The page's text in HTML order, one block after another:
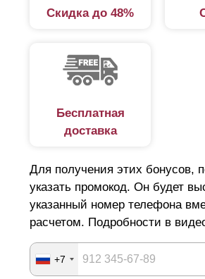
Скидка до 48%
Бесплатная
доставка
Для получения этих бонусов,
указать промокод. Он будет
указанный номер телефона
расчетом. Подробности в
+7